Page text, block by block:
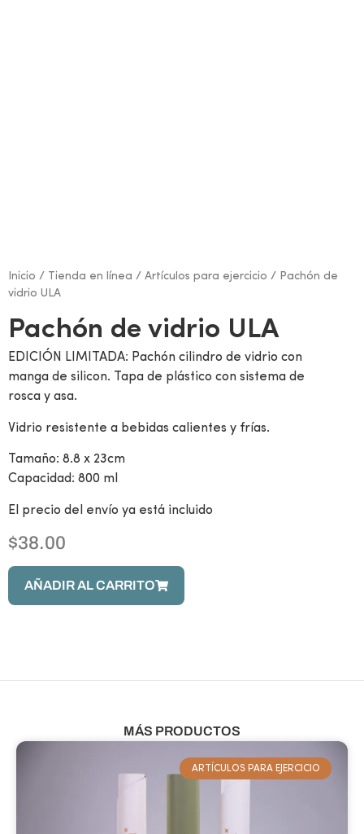
Inicio / Tienda en línea / Artículos para ejercicio / Pachón de
vidrio ULA
Pachón de vidrio ULA
EDICIÓN LIMITADA: Pachón cilindro de vidrio con
manga de silicon. Tapa de plástico con sistema de
rosca y asa.
Vidrio resistente a bebidas calientes y frías.
Tamaño: 8.8 x 23cm
Capacidad: 800 ml
El precio del envío ya está incluido
$38.00
AÑADIR AL CARRITO
MÁS PRODUCTOS
ARTÍCULOS PARA EJERCICIO